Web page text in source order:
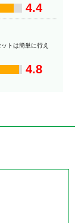
4.4
トは簡単に行え
4.8